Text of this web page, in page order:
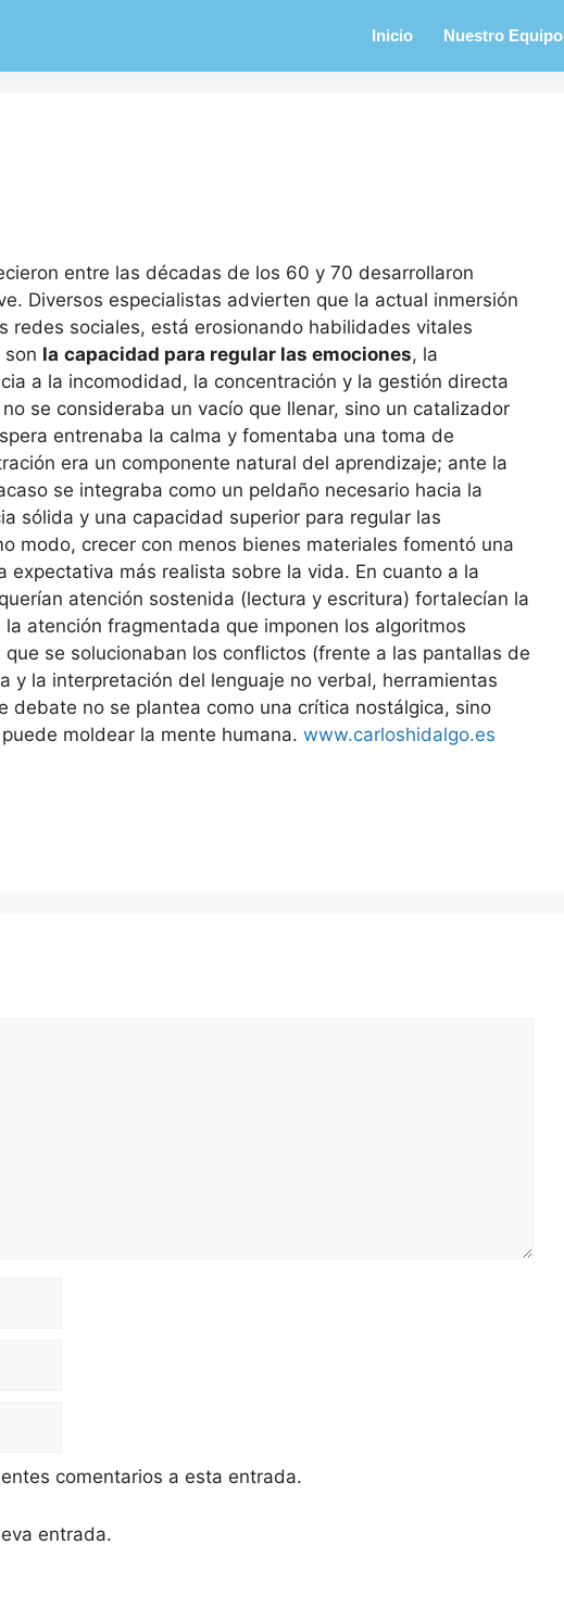
Inicio Nuestro Equipo
entre las décadas de los 60 y 70 desarrollaron
Diversos especialistas advierten que la actual inmersión
redes sociales, está erosionando habilidades vitales
la capacidad para regular las emociones, la
a la incomodidad, la concentración y la gestión directa
se consideraba un vacío que llenar, sino un catalizador
entrenaba la calma y fomentaba una toma de
era un componente natural del aprendizaje; ante la
se integraba como un peldaño necesario hacia la
sólida y una capacidad superior para regular las
modo, crecer con menos bienes materiales fomentó una
expectativa más realista sobre la vida. En cuanto a la
atención sostenida (lectura y escritura) fortalecían la
atención fragmentada que imponen los algoritmos
que se solucionaban los conflictos (frente a las pantallas de
y la interpretación del lenguaje no verbal, herramientas
debate no se plantea como una crítica nostálgica, sino
moldear la mente humana. www.carloshidalgo.es
comentarios a esta entrada.
entrada.